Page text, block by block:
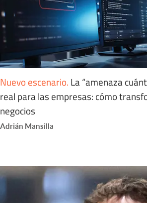
Nuevo escenario. La “amenaza
real para las empresas: cómo
negocios
Adrián Mansilla